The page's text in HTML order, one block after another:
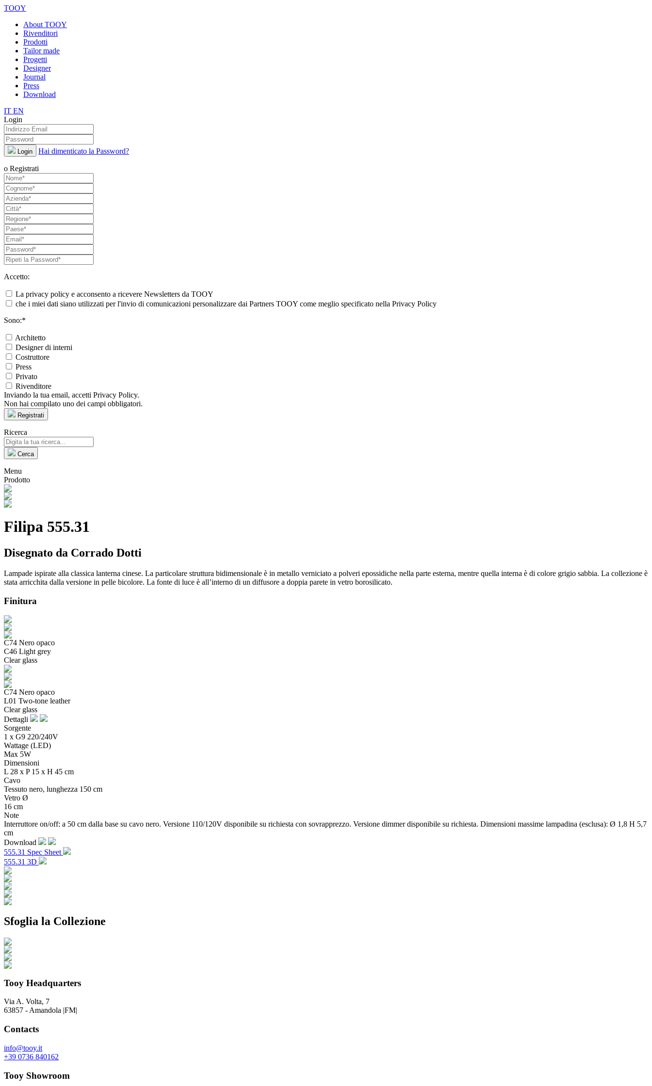
TOOY
About TOOY
Rivenditori
Prodotti
Tailor made
Progetti
Designer
Journal
Press
Download
IT EN
Login
Login Hai dimenticato la Password?
o Registrati
Accetto:
La privacy policy e acconsento a ricevere Newsletters da TOOY
che i miei dati siano utilizzati per l'invio di comunicazioni personalizzare dai Partners TOOY come meglio specificato nella Privacy Policy
Sono:*
Architetto
Designer di interni
Costruttore
Press
Privato
Rivenditore
Inviando la tua email, accetti Privacy Policy.
Non hai compilato uno dei campi obbligatori.
Registrati
Ricerca
Cerca
Menu
Prodotto
Filipa 555.31
Disegnato da Corrado Dotti
Lampade ispirate alla classica lanterna cinese. La particolare struttura bidimensionale è in metallo verniciato a polveri epossidiche nella parte esterna, mentre quella interna è di colore grigio sabbia. La collezione è
stata arricchita dalla versione in pelle bicolore. La fonte di luce è all’interno di un diffusore a doppia parete in vetro borosilicato.
Finitura
C74 Nero opaco
C46 Light grey
Clear glass
C74 Nero opaco
L01 Two-tone leather
Clear glass
Dettagli
Sorgente
1 x G9 220/240V
Wattage (LED)
Max 5W
Dimensioni
L 28 x P 15 x H 45 cm
Cavo
Tessuto nero, lunghezza 150 cm
Vetro Ø
16 cm
Note
Interruttore on/off: a 50 cm dalla base su cavo nero. Versione 110/120V disponibile su richiesta con sovrapprezzo. Versione dimmer disponibile su richiesta. Dimensioni massime lampadina (esclusa): Ø 1,8 H 5,7
cm
Download
555.31 Spec Sheet
555.31 3D
Sfoglia la Collezione
Tooy Headquarters
Via A. Volta, 7
63857 - Amandola |FM|
Contacts
info@tooy.it
+39 0736 840162
Tooy Showroom